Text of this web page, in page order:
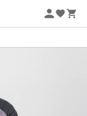
partir de 2 produtos*